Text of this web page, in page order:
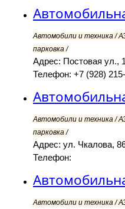
Автомобили и техника /
парковка /
Адрес: Постовая ул.,
Телефон: +7 (928)
Автомобили и техника /
парковка /
Адрес: ул. Чкалова,
Телефон:
Автомобили и техника /